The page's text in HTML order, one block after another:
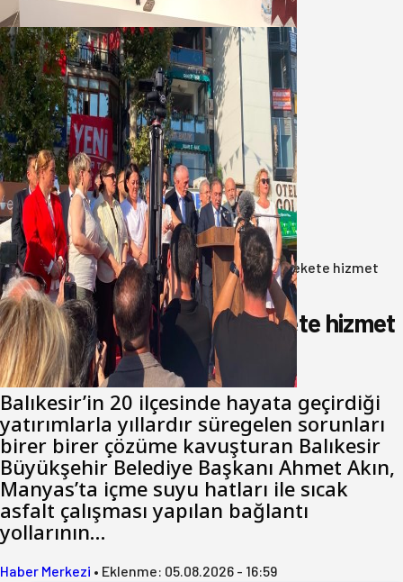
Yeni Parti Bandırma Teşkilatı kuruldu
06 Ağustos 2026
Anasayfa/Gündem/Akın: Benim derdim memlekete hizmet
hemşerim!
Akın: Benim derdim memlekete hizmet
hemşerim!
Balıkesir’in 20 ilçesinde hayata geçirdiği
yatırımlarla yıllardır süregelen sorunları
birer birer çözüme kavuşturan Balıkesir
Büyükşehir Belediye Başkanı Ahmet Akın,
Manyas’ta içme suyu hatları ile sıcak
asfalt çalışması yapılan bağlantı
yollarının…
Haber Merkezi • Eklenme: 05.08.2026 - 16:59